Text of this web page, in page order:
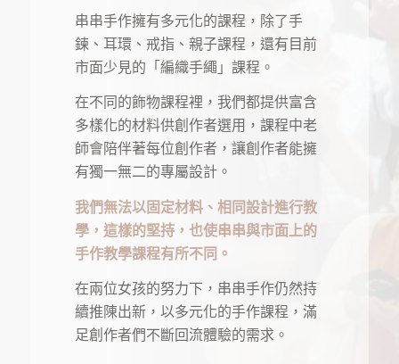
串串手作擁有多元化的課程，除了手
鍊、耳環、戒指、親子課程，還有目前
市面少見的「編織手繩」課程。
在不同的飾物課程裡，我們都提供富含
多樣化的材料供創作者選用，課程中老
師會陪伴著每位創作者，讓創作者能擁
有獨一無二的專屬設計。
我們無法以固定材料、相同設計進行教
學，這樣的堅持，也使串串與市面上的
手作教學課程有所不同。
在兩位女孩的努力下，串串手作仍然持
續推陳出新，以多元化的手作課程，滿
足創作者們不斷回流體驗的需求。